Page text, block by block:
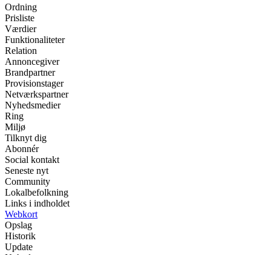
Ordning
Prisliste
Værdier
Funktionaliteter
Relation
Annoncegiver
Brandpartner
Provisionstager
Netværkspartner
Nyhedsmedier
Ring
Miljø
Tilknyt dig
Abonnér
Social kontakt
Seneste nyt
Community
Lokalbefolkning
Links i indholdet
Webkort
Opslag
Historik
Update